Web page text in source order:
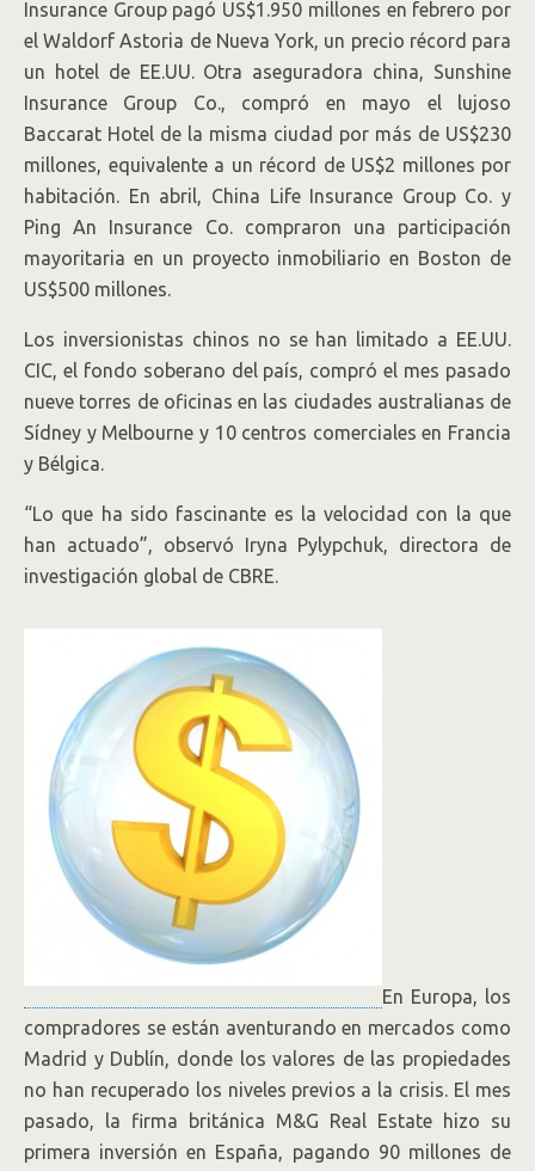
Insurance Group pagó US$1.950 millones en febrero por
el Waldorf Astoria de Nueva York, un precio récord para
un hotel de EE.UU. Otra aseguradora china, Sunshine
Insurance Group Co., compró en mayo el lujoso
Baccarat Hotel de la misma ciudad por más de US$230
millones, equivalente a un récord de US$2 millones por
habitación. En abril, China Life Insurance Group Co. y
Ping An Insurance Co.compraron una participación
mayoritaria en un proyecto inmobiliario en Boston de
US$500 millones.
Los inversionistas chinos no se han limitado a EE.UU.
CIC, el fondo soberano del país, compró el mes pasado
nueve torres de oficinas en las ciudades australianas de
Sídney y Melbourne y 10 centros comerciales en Francia
y Bélgica.
“Lo que ha sido fascinante es la velocidad con la que
han actuado”, observó Iryna Pylypchuk, directora de
investigación global de CBRE.
En Europa, los
compradores se están aventurando en mercados como
Madrid y Dublín, donde los valores de las propiedades
no han recuperado los niveles previos a la crisis. El mes
pasado, la firma británica M&G Real Estate hizo su
primera inversión en España, pagando 90 millones de